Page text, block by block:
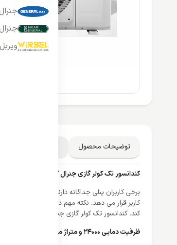
ویربل
توضیحات محصول
کندانسور تک کولر گازی جنرال گلد 24000 مدل GG-S24000
برخی کاربران پنلی جداگانه دارند و قصد دارند
کاربر قرار می دهد. نکته مهم درباره خرید
کند. کندانسور تک کولر گازی جنرال گلد 24000 مدل GG-S24000 یکی از برترین مدل های کندانسور تکی است که می توان پنل جدای کاربر را ارتقا دهد.
ظرفیت دمایی 24000 و متراژ متناسب آن